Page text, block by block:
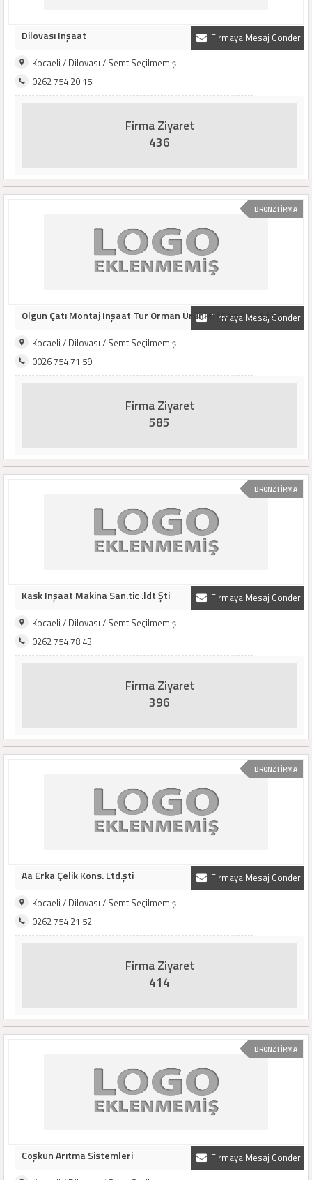
Firmaya Mesaj Gönder
Dilovası Inşaat
Kocaeli / Dilovası / Semt Seçilmemiş
0262 754 20 15
Firma Ziyaret
436
BRONZ FİRMA
Firmaya Mesaj Gönder
Olgun Çatı Montaj Inşaat Tur Orman Ürünleri San Tiç Ltd Şti
Kocaeli / Dilovası / Semt Seçilmemiş
0026 754 71 59
Firma Ziyaret
585
BRONZ FİRMA
Firmaya Mesaj Gönder
Kask Inşaat Makina San.tic .ldt Şti
Kocaeli / Dilovası / Semt Seçilmemiş
0262 754 78 43
Firma Ziyaret
396
BRONZ FİRMA
Firmaya Mesaj Gönder
Aa Erka Çelik Kons. Ltd.şti
Kocaeli / Dilovası / Semt Seçilmemiş
0262 754 21 52
Firma Ziyaret
414
BRONZ FİRMA
Firmaya Mesaj Gönder
Coşkun Arıtma Sistemleri